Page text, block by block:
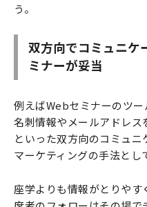
う。
双方向でコミュニケ
ミナーが妥当
例えばWebセミナーのツー
名刺情報やメールアドレス
といった双方向のコミュニ
マーケティングの手法とし
座学よりも情報がとりや